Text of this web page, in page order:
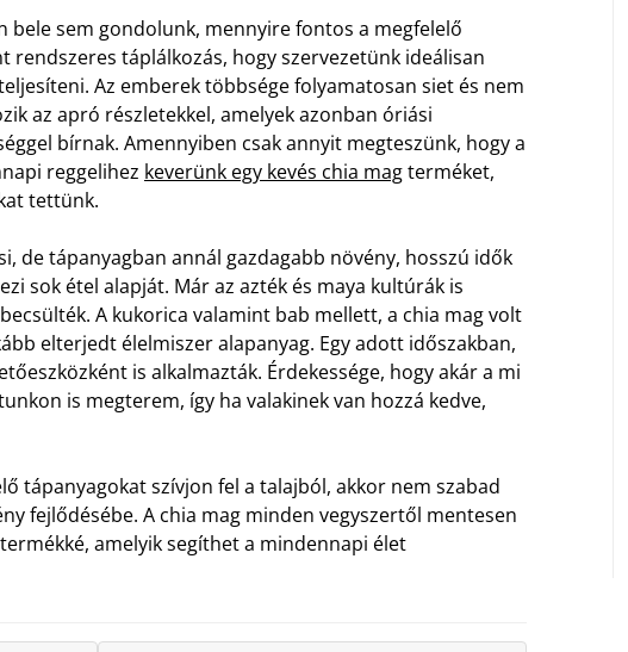
bele sem gondolunk, mennyire fontos a megfelelő
rendszeres táplálkozás, hogy szervezetünk ideálisan
Az emberek többsége folyamatosan siet és nem
az apró részletekkel, amelyek azonban óriási
bírnak. Amennyiben csak annyit megteszünk, hogy a
reggelihez keverünk egy kevés chia magterméket,
tettünk.
de tápanyagban annál gazdagabb növény, hosszú idők
sok étel alapját. Már az azték és maya kultúrák is
A kukorica valamint bab mellett, a chia mag volt
elterjedt élelmiszer alapanyag. Egy adott időszakban,
is alkalmazták. Érdekessége, hogy akár a mi
is megterem, így ha valakinek van hozzá kedve,
tápanyagokat szívjon fel a talajból, akkor nem szabad
fejlődésébe. A chia mag minden vegyszertől mentesen
amelyik segíthet a mindennapi élet